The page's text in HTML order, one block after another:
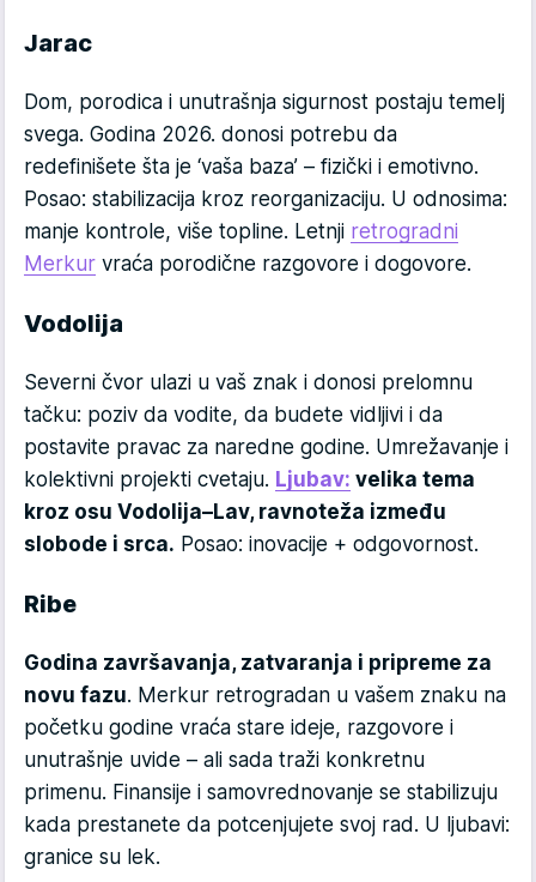
Jarac
Dom, porodica i unutrašnja sigurnost postaju temelj
svega. Godina 2026. donosi potrebu da
redefinišete šta je ‘vaša baza’ – fizički i emotivno.
Posao: stabilizacija kroz reorganizaciju. U odnosima:
manje kontrole, više topline. Letnji retrogradni
Merkur vraća porodične razgovore i dogovore.
Vodolija
Severni čvor ulazi u vaš znak i donosi prelomnu
tačku: poziv da vodite, da budete vidljivi i da
postavite pravac za naredne godine. Umrežavanje i
kolektivni projekti cvetaju. Ljubav: velika tema
kroz osu Vodolija–Lav, ravnoteža između
slobode i srca. Posao: inovacije + odgovornost.
Ribe
Godina završavanja, zatvaranja i pripreme za
novu fazu. Merkur retrogradan u vašem znaku na
početku godine vraća stare ideje, razgovore i
unutrašnje uvide – ali sada traži konkretnu
primenu. Finansije i samovrednovanje se stabilizuju
kada prestanete da potcenjujete svoj rad. U ljubavi:
granice su lek.